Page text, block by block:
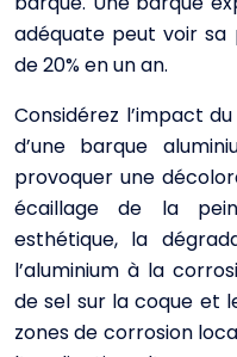
adéquate peut voir
de 20% en un an.
Considérez l’impact
d’une barque
provoquer une
écaillage de la
esthétique, la
l’aluminium à la
de sel sur la coque et
zones de corrosion